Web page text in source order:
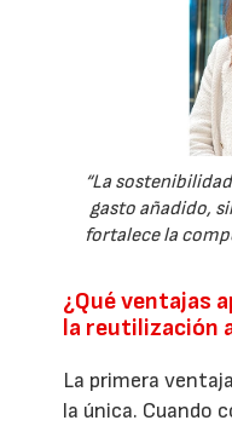
“La
gasto añadido,
fortalece la
¿Qué ventajas
la reutilización
La primera
la única. Cuando